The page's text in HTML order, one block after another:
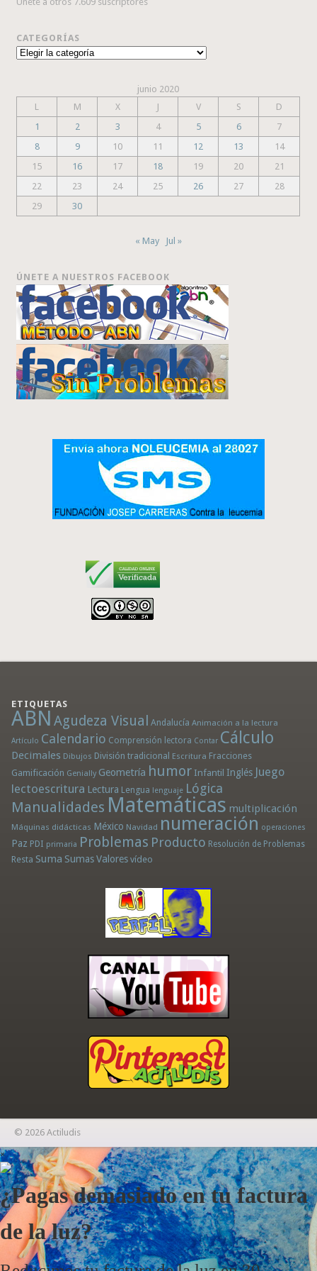
CATEGORÍAS
Categorías
junio 2020
L
M X J V S
D
1
2 3 4 5 6
7
8
9 10 11 12 13
14
15
16 17 18 19 20
21
22
23 24 25 26 27
28
29
30
« May Jul »
ÚNETE A NUESTROS FACEBOOK
ETIQUETAS
ABN Agudeza Visual Andalucía Animación a la lectura
Artículo Calendario Comprensión lectora Contar Cálculo
Decimales Dibujos División tradicional Escritura Fracciones
Gamificación Genially Geometría humor Infantil Inglés Juego
lectoescritura Lectura Lengua lenguaje Lógica
Manualidades Matemáticas multiplicación
Máquinas didácticas México Navidad numeración operaciones
Paz PDI primaria Problemas Producto Resolución de Problemas
Resta Suma Sumas Valores vídeo
© 2026 Actiludis
×
¿Pagas demasiado en tu factura
de la luz?